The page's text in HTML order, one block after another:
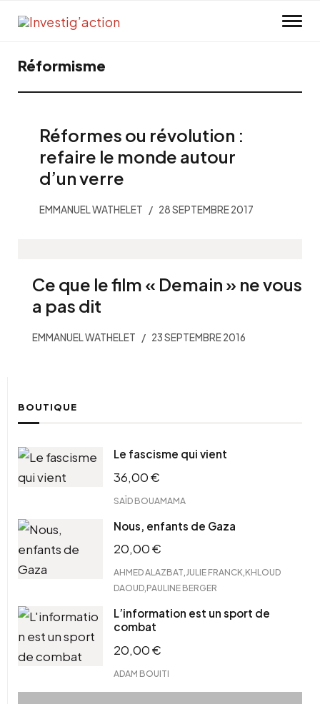
Réformisme
Réformes ou révolution :
refaire le monde autour
d’un verre
EMMANUEL WATHELET 28 SEPTEMBRE 2017
Ce que le film « Demain » ne vous
a pas dit
EMMANUEL WATHELET 23 SEPTEMBRE 2016
BOUTIQUE
Le fascisme qui vient
36,00€
SAÏD BOUAMAMA
Nous, enfants de Gaza
20,00€
AHMED ALAZBAT JULIE FRANCK KHLOUD
DAOUD PAULINE BERGER
L’information est un sport de
combat
20,00€
ADAM BOUITI